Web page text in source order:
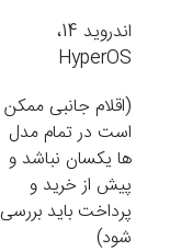
اندروید 14،
HyperOS
(اقلام جانبی ممکن
است در تمام مدل
ها یکسان نباشد و
پیش از خرید و
پرداخت باید بررسی
شود)